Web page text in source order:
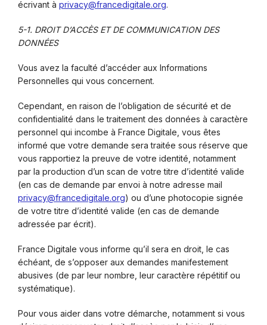
écrivant à privacy@francedigitale.org.
5-1. DROIT D’ACCÈS ET DE COMMUNICATION DES
DONNÉES
Vous avez la faculté d’accéder aux Informations
Personnelles qui vous concernent.
Cependant, en raison de l’obligation de sécurité et de
confidentialité dans le traitement des données à caractère
personnel qui incombe à France Digitale, vous êtes
informé que votre demande sera traitée sous réserve que
vous rapportiez la preuve de votre identité, notamment
par la production d’un scan de votre titre d’identité valide
(en cas de demande par envoi à notre adresse mail
privacy@francedigitale.org) ou d’une photocopie signée
de votre titre d’identité valide (en cas de demande
adressée par écrit).
France Digitale vous informe qu’il sera en droit, le cas
échéant, de s’opposer aux demandes manifestement
abusives (de par leur nombre, leur caractère répétitif ou
systématique).
Pour vous aider dans votre démarche, notamment si vous